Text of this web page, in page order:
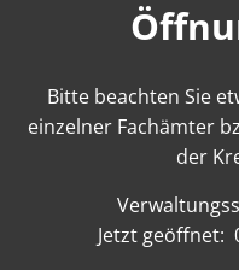
Bitte beachten Sie
einzelner Fachämter
der
Klicken, um
Jetzt geöffnet: